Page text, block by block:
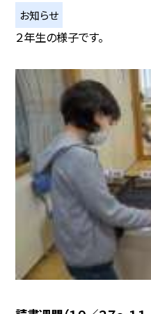
お知らせ
２年生の様子です。